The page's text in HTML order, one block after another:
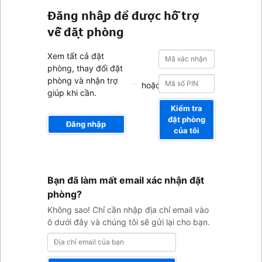
Đăng nhập để được hỗ trợ
về đặt phòng
Xem tất cả đặt
phòng, thay đổi đặt
phòng và nhận trợ
giúp khi cần.
Đăng nhập
hoặc
xác
nhận
Mã
nhận
Kiểm tra
đặt phòng
của tôi
Bạn đã làm mất email xác nhận đặt
phòng?
Không sao! Chỉ cần nhập địa chỉ email vào
ô dưới đây và chúng tôi sẽ gửi lại cho bạn.
email